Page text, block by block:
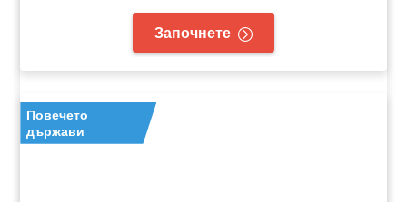
Започнете
Повечето
държави